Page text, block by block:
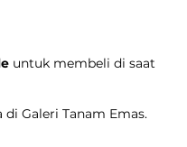
untuk membeli di saat
Galeri Tanam Emas.